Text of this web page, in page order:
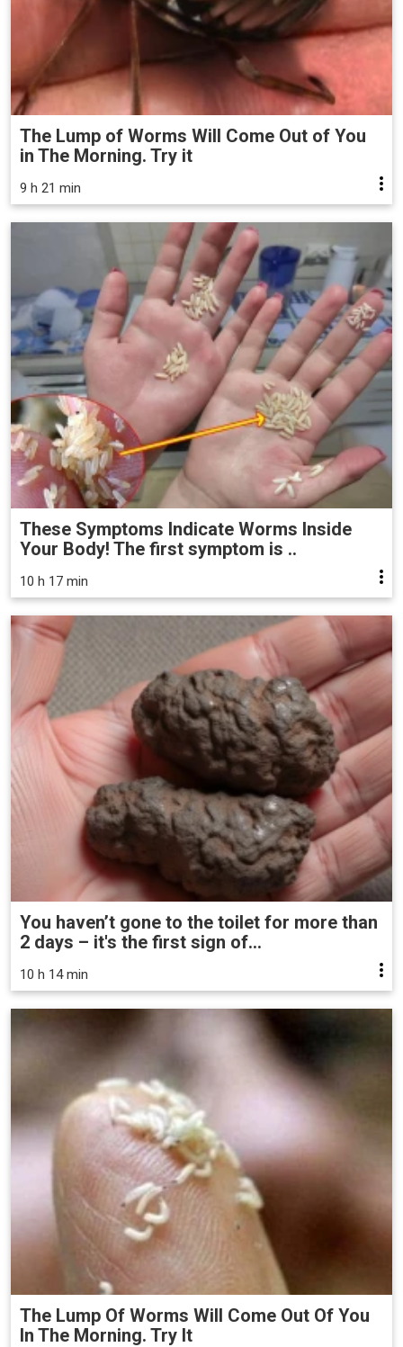
The Lump of Worms Will Come Out of You
in The Morning. Try it
9 h 21 min
These Symptoms Indicate Worms Inside
Your Body! The first symptom is ..
10 h 17 min
You haven’t gone to the toilet for more than
2 days – it's the first sign of...
10 h 14 min
The Lump Of Worms Will Come Out Of You
In The Morning. Try It